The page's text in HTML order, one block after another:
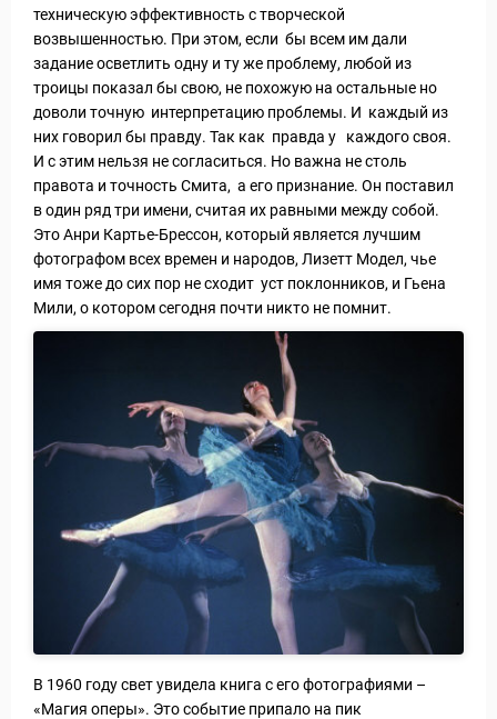
Путеводитель по
техническую эффективность с творческой
возвышенностью. При этом, если бы всем им дали
задание осветлить одну и ту же проблему, любой из
троицы показал бы свою, не похожую на остальные но
доволи точную интерпретацию проблемы. И каждый из
них говорил бы правду. Так как правда у каждого своя.
И с этим нельзя не согласиться. Но важна не столь
правота и точность Смита, а его признание. Он поставил
в один ряд три имени, считая их равными между собой.
Это Анри Картье-Брессон, который является лучшим
фотографом всех времен и народов, Лизетт Модел, чье
имя тоже до сих пор не сходит уст поклонников, и Гьена
Мили, о котором сегодня почти никто не помнит.
В 1960 году свет увидела книга с его фотографиями –
«Магия оперы». Это событие припало на пик